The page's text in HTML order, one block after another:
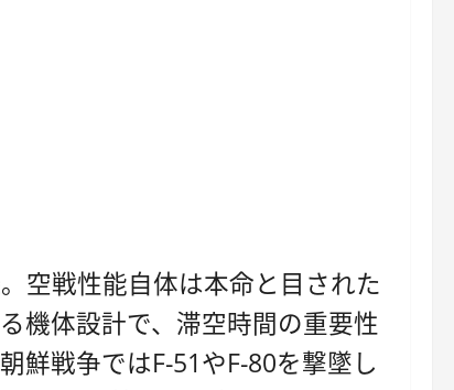
空戦性能自体は本命と目された
機体設計で、滞空時間の重要性
鮮戦争ではF-51やF-80を撃墜し